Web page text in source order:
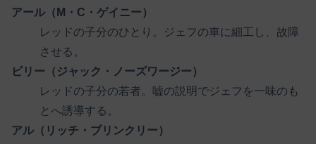
アール（M・C・ゲイニー）
レッドの子分のひとり。ジェフの車に細工し、故障
させる。
ビリー（ジャック・ノーズワージー）
レッドの子分の若者。嘘の説明でジェフを一味のも
とへ誘導する。
アル（リッチ・ブリンクリー）